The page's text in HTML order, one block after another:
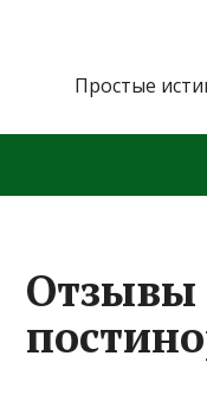
Простые
Отзывы